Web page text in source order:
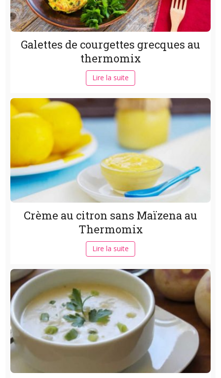
Galettes de courgettes grecques au
thermomix
Lire la suite
Crème au citron sans Maïzena au
Thermomix
Lire la suite